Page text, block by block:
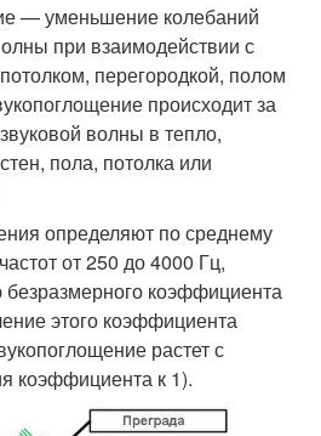
— уменьшение колебаний
при взаимодействии с
перегородкой, полом
происходит за
волны в тепло,
пола, потолка или
определяют по среднему
от 250 до 4000 Гц,
коэффициента
этого коэффициента
растет с
коэффициента к 1).